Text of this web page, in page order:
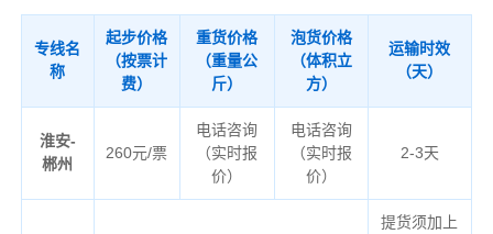
专线名
称
起步价格
（按票计
费）
重货价格
（重量公
斤）
泡货价格
（体积立
方）
运输时效
（天）
淮安-
郴州
260元/票
电话咨询
（实时报
价）
电话咨询
（实时报
价）
2-3天
提货须加上